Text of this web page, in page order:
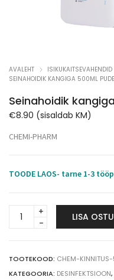
AVALEHT ISIKUKAITSEVAHENDID
SEINAHOIDIK KANGIGA 500ML
Seinahoidik
€8.90 (sisaldab KM)
CHEMI-PHARM
TOODE LAOS- tarne 1-3
Seinahoidik
kangiga
quantity
LISA
TOOTEKOOD: CHEM-
KATEGOORIA: DESINFEKTSIOON,